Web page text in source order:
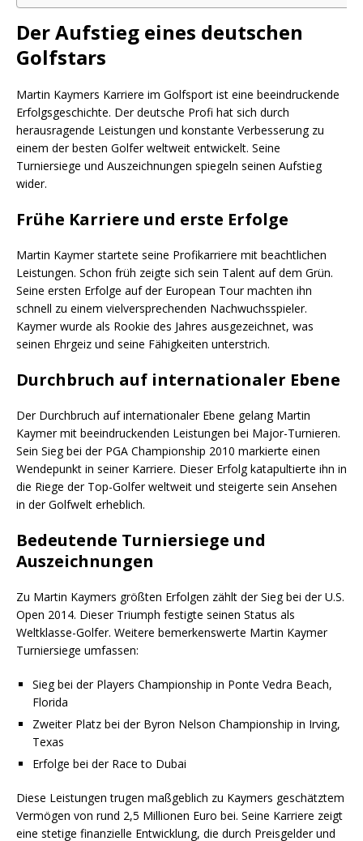
Der Aufstieg eines deutschen
Golfstars
Martin Kaymers Karriere im Golfsport ist eine beeindruckende
Erfolgsgeschichte. Der deutsche Profi hat sich durch
herausragende Leistungen und konstante Verbesserung zu
einem der besten Golfer weltweit entwickelt. Seine
Turniersiege und Auszeichnungen spiegeln seinen Aufstieg
wider.
Frühe Karriere und erste Erfolge
Martin Kaymer startete seine Profikarriere mit beachtlichen
Leistungen. Schon früh zeigte sich sein Talent auf dem Grün.
Seine ersten Erfolge auf der European Tour machten ihn
schnell zu einem vielversprechenden Nachwuchsspieler.
Kaymer wurde als Rookie des Jahres ausgezeichnet, was
seinen Ehrgeiz und seine Fähigkeiten unterstrich.
Durchbruch auf internationaler Ebene
Der Durchbruch auf internationaler Ebene gelang Martin
Kaymer mit beeindruckenden Leistungen bei Major-Turnieren.
Sein Sieg bei der PGA Championship 2010 markierte einen
Wendepunkt in seiner Karriere. Dieser Erfolg katapultierte ihn in
die Riege der Top-Golfer weltweit und steigerte sein Ansehen
in der Golfwelt erheblich.
Bedeutende Turniersiege und
Auszeichnungen
Zu Martin Kaymers größten Erfolgen zählt der Sieg bei der U.S.
Open 2014. Dieser Triumph festigte seinen Status als
Weltklasse-Golfer. Weitere bemerkenswerte Martin Kaymer
Turniersiege umfassen:
Sieg bei der Players Championship in Ponte Vedra Beach,
Florida
Zweiter Platz bei der Byron Nelson Championship in Irving,
Texas
Erfolge bei der Race to Dubai
Diese Leistungen trugen maßgeblich zu Kaymers geschätztem
Vermögen von rund 2,5 Millionen Euro bei. Seine Karriere zeigt
eine stetige finanzielle Entwicklung, die durch Preisgelder und